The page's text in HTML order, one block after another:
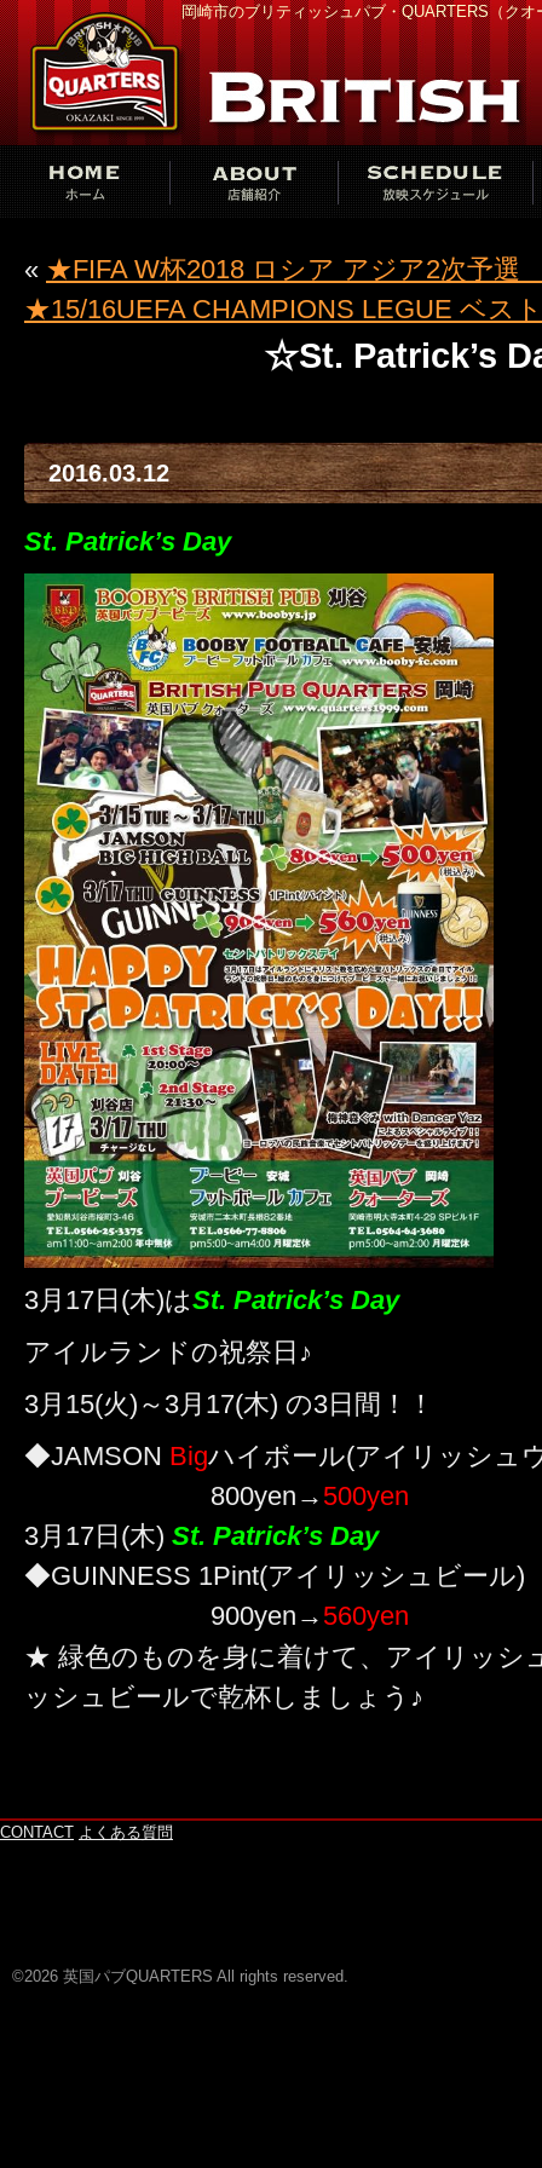
岡崎市のブリティッシュパブ・QUARTERS（クオ
« ★FIFA W杯2018 ロシア アジア2次予選
★15/16UEFA CHAMPIONS LEGUE ベス
☆St. Patrick’s
2016.03.12
St. Patrick’s Day
3月17日(木)はSt. Patrick’s Day
アイルランドの祝祭日♪
3月15(火)～3月17(木) の3日間！！
◆JAMSON Bigハイボール(アイリッシュ
800yen→ 500yen
3月17日(木) St. Patrick’s Day
◆GUINNESS 1Pint(アイリッシュビール)
900yen→ 560yen
★ 緑色のものを身に着けて、アイリッシ
ッシュビールで乾杯しましょう♪
CONTACT よくある質問
©2026 英国パブQUARTERS All rights reserved.